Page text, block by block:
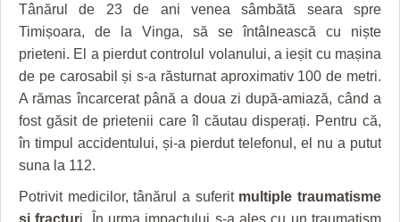
JUSTITIE
FILME DOCUMENTARE
CLIPURI VIDEO
JOCURI ONLINE
DIVERSE
FARMACII DIN TIMIŞOARA
Tânărul de 23 de ani venea sâmbătă seara spre
Timișoara, de la Vinga, să se întâlnească cu niște
prieteni. El a pierdut controlul volanului, a ieșit cu mașina
de pe carosabil și s-a răsturnat aproximativ 100 de metri.
A rămas încarcerat până a doua zi după-amiază, când a
fost găsit de prietenii care îl căutau disperați. Pentru că,
în timpul accidentului, și-a pierdut telefonul, el nu a putut
suna la 112.
Potrivit medicilor, tânărul a suferit multiple traumatisme
și fracturi. În urma impactului s-a ales cu un traumatism